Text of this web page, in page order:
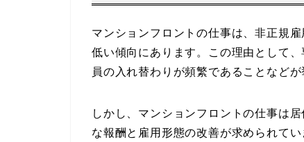
マンションフロントの仕事は、非正規
低い傾向にあります。この理由として
員の入れ替わりが頻繁であることなどが
しかし、マンションフロントの仕事は
な報酬と雇用形態の改善が求められて